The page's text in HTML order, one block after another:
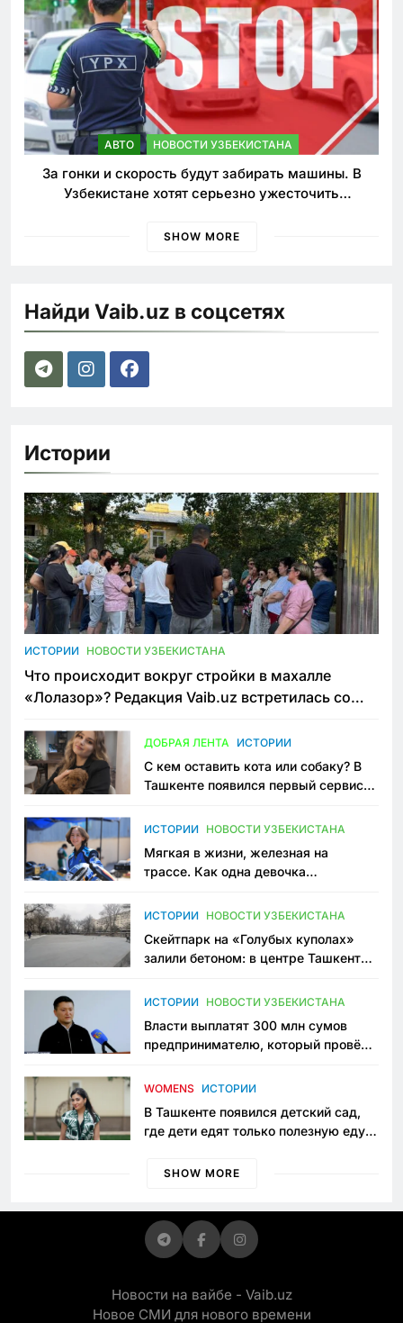
АВТО НОВОСТИ УЗБЕКИСТАНА
За гонки и скорость будут забирать машины. В
Узбекистане хотят серьезно ужесточить
SHOW MORE
Найди Vaib.uz в соцсетях
Истории
ИСТОРИИ НОВОСТИ УЗБЕКИСТАНА
Что происходит вокруг стройки в махалле
«Лолазор»? Редакция Vaib.uz встретилась со
ДОБРАЯ ЛЕНТА ИСТОРИИ
С кем оставить кота или собаку? В
Ташкенте появился первый сервис
ИСТОРИИ НОВОСТИ УЗБЕКИСТАНА
Мягкая в жизни, железная на
трассе. Как одна девочка
Узбекистане
ИСТОРИИ НОВОСТИ УЗБЕКИСТАНА
Скейтпарк на «Голубых куполах»
залили бетоном: в центре Ташкента
пространство
ИСТОРИИ НОВОСТИ УЗБЕКИСТАНА
Власти выплатят 300 млн сумов
предпринимателю, который провёл
приговору
WOMENS ИСТОРИИ
В Ташкенте появился детский сад,
где дети едят только полезную еду.
просить «кашу без сахара»
SHOW MORE
Новости на вайбе - Vaib.uz
Новое СМИ для нового времени